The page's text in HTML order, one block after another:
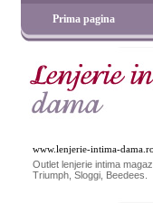
Prima pagina
www.lenjerie-intima-dama.ro
Outlet lenjerie intima
Triumph, Sloggi, Beedees.